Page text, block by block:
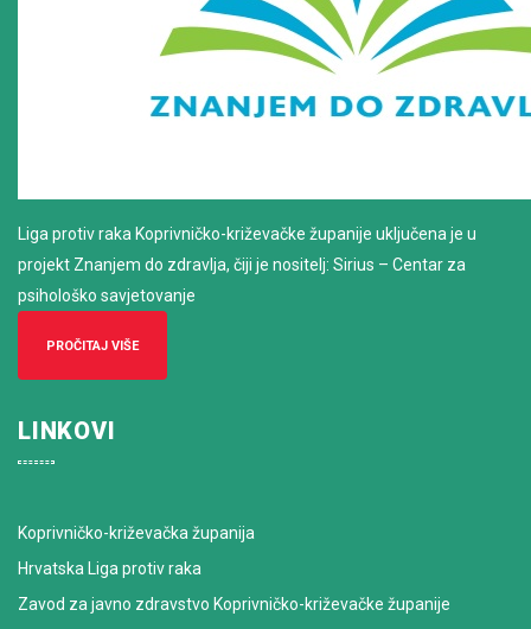
Liga protiv raka Koprivničko-križevačke županije uključena je u
projekt Znanjem do zdravlja, čiji je nositelj: Sirius – Centar za
psihološko savjetovanje
PROČITAJ VIŠE
LINKOVI
Koprivničko-križevačka županija
Hrvatska Liga protiv raka
Zavod za javno zdravstvo Koprivničko-križevačke županije